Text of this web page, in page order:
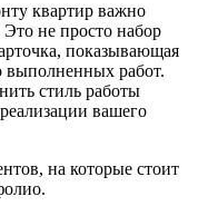
квартир важно
не просто набор
показывающая
выполненных работ.
стиль работы
вашего
на которые стоит